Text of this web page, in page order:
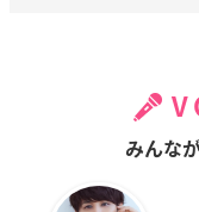
みんな